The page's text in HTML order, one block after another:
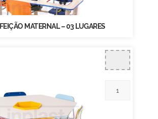
MATERNAL – 03 LUGARES